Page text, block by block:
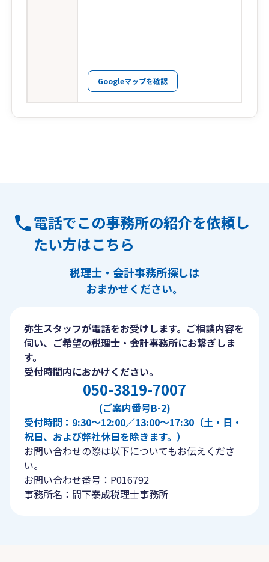
Googleマップを確認
電話でこの事務所の紹介を依頼し
たい方はこちら
税理士・会計事務所探しは
おまかせください。
弥生スタッフが電話をお受けします。ご相談内容を
伺い、ご希望の税理士・会計事務所にお繋ぎしま
す。
受付時間内におかけください。
050-3819-7007
(ご案内番号B-2)
受付時間：9:30〜12:00／13:00〜17:30（土・日・
祝日、および弊社休日を除きます。）
お問い合わせの際は以下についてもお伝えくださ
い。
お問い合わせ番号：P016792
事務所名：間下泰成税理士事務所